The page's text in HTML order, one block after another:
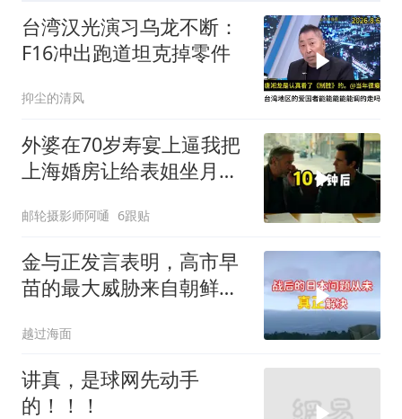
台湾汉光演习乌龙不断：
F16冲出跑道坦克掉零件
抑尘的清风
外婆在70岁寿宴上逼我把
上海婚房让给表姐坐月
邮轮摄影师阿嗵 6跟贴
金与正发言表明，高市早
苗的最大威胁来自朝鲜，
越过海面
讲真，是球网先动手
的！！！